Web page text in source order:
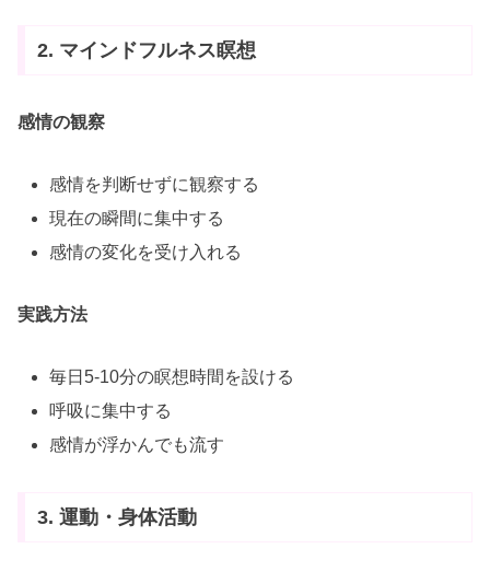
2. マインドフルネス瞑想
感情の観察
感情を判断せずに観察する
現在の瞬間に集中する
感情の変化を受け入れる
実践方法
毎日5-10分の瞑想時間を設ける
呼吸に集中する
感情が浮かんでも流す
3. 運動・身体活動